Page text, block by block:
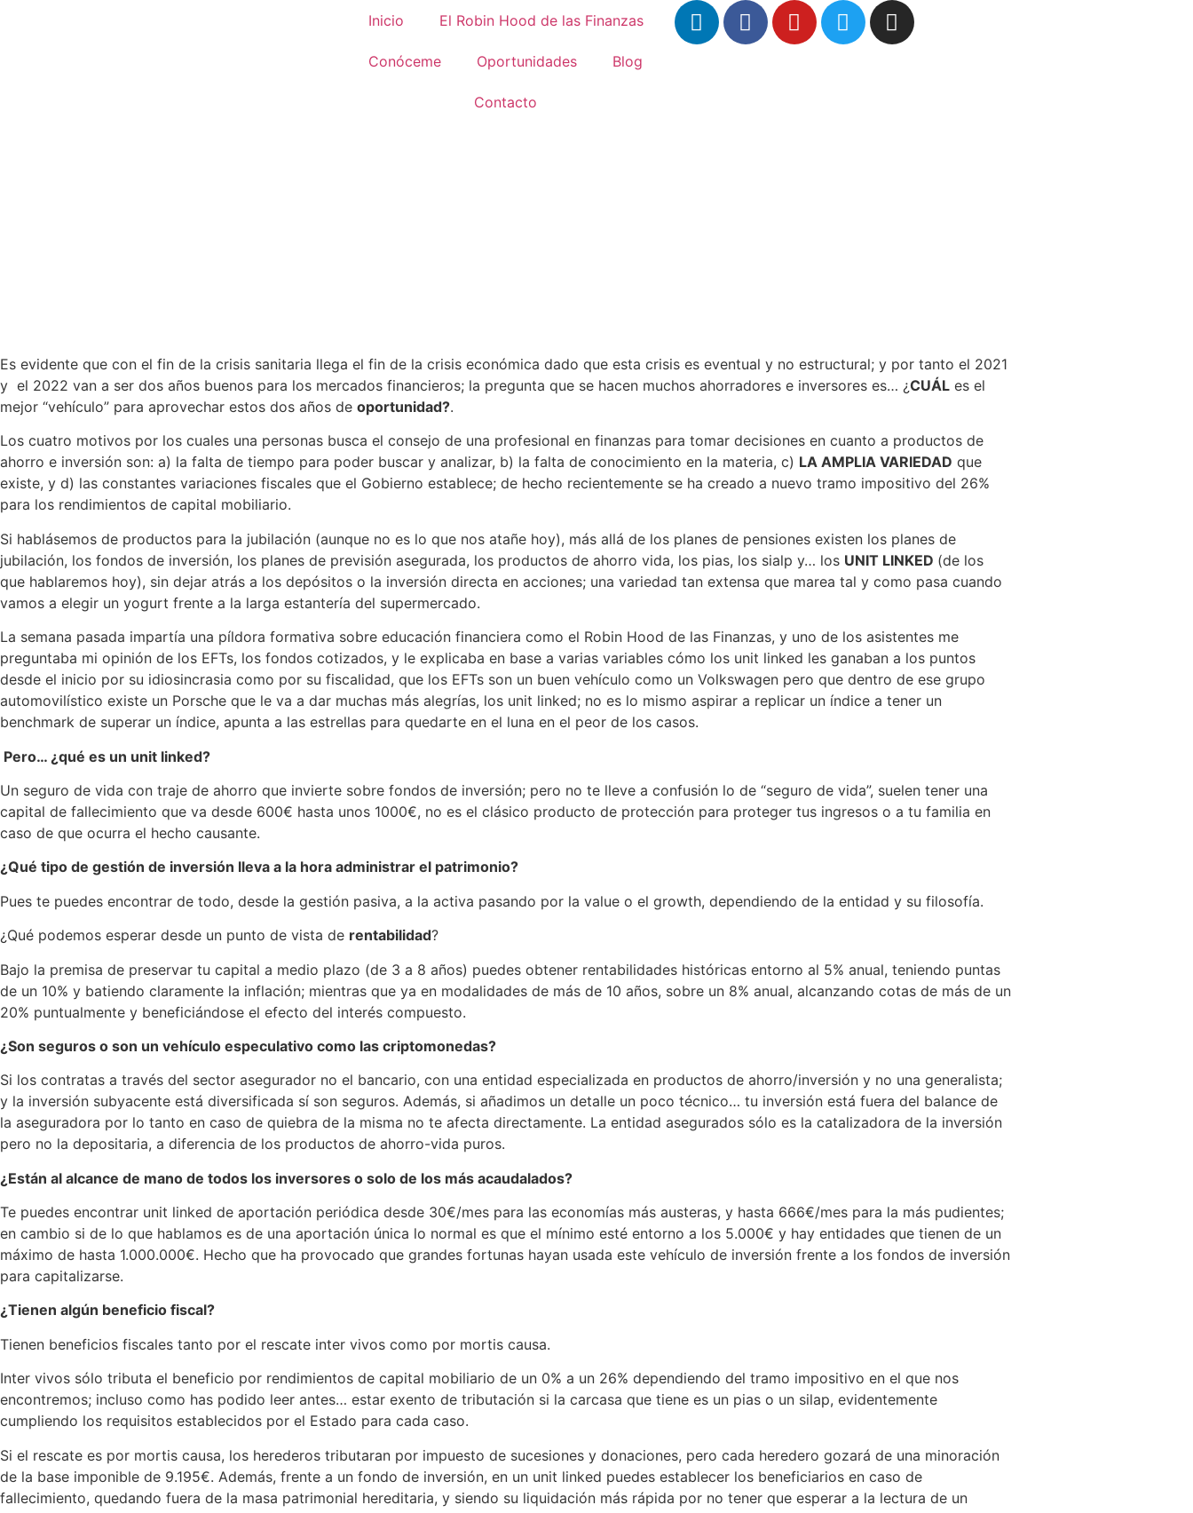
Inicio El Robin Hood de las Finanzas
Conóceme Oportunidades Blog
Contacto
Es evidente que con el fin de la crisis sanitaria llega el fin de la crisis económica dado que esta crisis es eventual y no estructural; y por tanto el 2021
y el 2022 van a ser dos años buenos para los mercados financieros; la pregunta que se hacen muchos ahorradores e inversores es… ¿CUÁL es el
mejor “vehículo” para aprovechar estos dos años de oportunidad?.
Los cuatro motivos por los cuales una personas busca el consejo de una profesional en finanzas para tomar decisiones en cuanto a productos de
ahorro e inversión son: a) la falta de tiempo para poder buscar y analizar, b) la falta de conocimiento en la materia, c) LA AMPLIA VARIEDAD que
existe, y d) las constantes variaciones fiscales que el Gobierno establece; de hecho recientemente se ha creado a nuevo tramo impositivo del 26%
para los rendimientos de capital mobiliario.
Si hablásemos de productos para la jubilación (aunque no es lo que nos atañe hoy), más allá de los planes de pensiones existen los planes de
jubilación, los fondos de inversión, los planes de previsión asegurada, los productos de ahorro vida, los pias, los sialp y… los UNIT LINKED (de los
que hablaremos hoy), sin dejar atrás a los depósitos o la inversión directa en acciones; una variedad tan extensa que marea tal y como pasa cuando
vamos a elegir un yogurt frente a la larga estantería del supermercado.
La semana pasada impartía una píldora formativa sobre educación financiera como el Robin Hood de las Finanzas, y uno de los asistentes me
preguntaba mi opinión de los EFTs, los fondos cotizados, y le explicaba en base a varias variables cómo los unit linked les ganaban a los puntos
desde el inicio por su idiosincrasia como por su fiscalidad, que los EFTs son un buen vehículo como un Volkswagen pero que dentro de ese grupo
automovilístico existe un Porsche que le va a dar muchas más alegrías, los unit linked; no es lo mismo aspirar a replicar un índice a tener un
benchmark de superar un índice, apunta a las estrellas para quedarte en el luna en el peor de los casos.
Pero… ¿qué es un unit linked?
Un seguro de vida con traje de ahorro que invierte sobre fondos de inversión; pero no te lleve a confusión lo de “seguro de vida”, suelen tener una
capital de fallecimiento que va desde 600€ hasta unos 1000€, no es el clásico producto de protección para proteger tus ingresos o a tu familia en
caso de que ocurra el hecho causante.
¿Qué tipo de gestión de inversión lleva a la hora administrar el patrimonio?
Pues te puedes encontrar de todo, desde la gestión pasiva, a la activa pasando por la value o el growth, dependiendo de la entidad y su filosofía.
¿Qué podemos esperar desde un punto de vista de rentabilidad?
Bajo la premisa de preservar tu capital a medio plazo (de 3 a 8 años) puedes obtener rentabilidades históricas entorno al 5% anual, teniendo puntas
de un 10% y batiendo claramente la inflación; mientras que ya en modalidades de más de 10 años, sobre un 8% anual, alcanzando cotas de más de un
20% puntualmente y beneficiándose el efecto del interés compuesto.
¿Son seguros o son un vehículo especulativo como las criptomonedas?
Si los contratas a través del sector asegurador no el bancario, con una entidad especializada en productos de ahorro/inversión y no una generalista;
y la inversión subyacente está diversificada sí son seguros. Además, si añadimos un detalle un poco técnico… tu inversión está fuera del balance de
la aseguradora por lo tanto en caso de quiebra de la misma no te afecta directamente. La entidad asegurados sólo es la catalizadora de la inversión
pero no la depositaria, a diferencia de los productos de ahorro-vida puros.
¿Están al alcance de mano de todos los inversores o solo de los más acaudalados?
Te puedes encontrar unit linked de aportación periódica desde 30€/mes para las economías más austeras, y hasta 666€/mes para la más pudientes;
en cambio si de lo que hablamos es de una aportación única lo normal es que el mínimo esté entorno a los 5.000€ y hay entidades que tienen de un
máximo de hasta 1.000.000€. Hecho que ha provocado que grandes fortunas hayan usada este vehículo de inversión frente a los fondos de inversión
para capitalizarse.
¿Tienen algún beneficio fiscal?
Tienen beneficios fiscales tanto por el rescate inter vivos como por mortis causa.
Inter vivos sólo tributa el beneficio por rendimientos de capital mobiliario de un 0% a un 26% dependiendo del tramo impositivo en el que nos
encontremos; incluso como has podido leer antes… estar exento de tributación si la carcasa que tiene es un pias o un silap, evidentemente
cumpliendo los requisitos establecidos por el Estado para cada caso.
Si el rescate es por mortis causa, los herederos tributaran por impuesto de sucesiones y donaciones, pero cada heredero gozará de una minoración
de la base imponible de 9.195€. Además, frente a un fondo de inversión, en un unit linked puedes establecer los beneficiarios en caso de
fallecimiento, quedando fuera de la masa patrimonial hereditaria, y siendo su liquidación más rápida por no tener que esperar a la lectura de un